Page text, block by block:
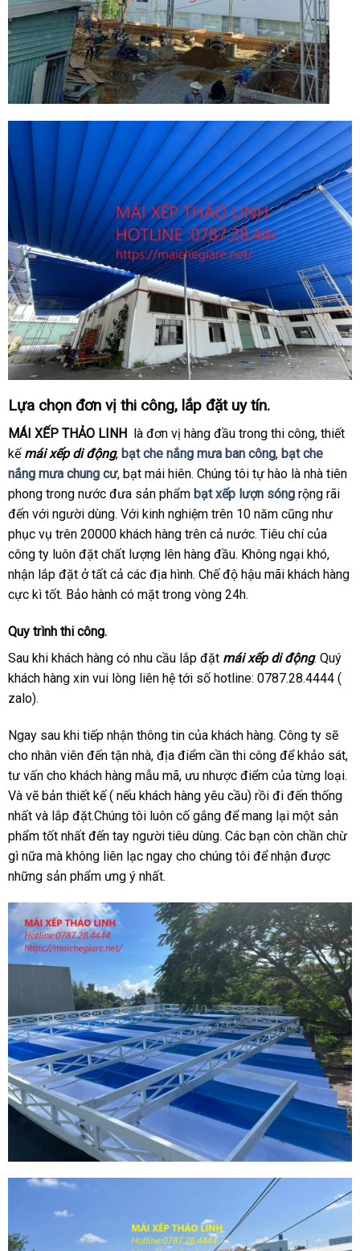
Lựa chọn đơn vị thi công, lắp đặt uy tín.
MÁI XẾP THẢO LINH là đơn vị hàng đầu trong thi công, thiết
kế mái xếp di động, bạt che nắng mưa ban công, bạt che
nắng mưa chung cư, bạt mái hiên. Chúng tôi tự hào là nhà tiên
phong trong nước đưa sản phẩm bạt xếp lượn sóngrộng rãi
đến với người dùng. Với kinh nghiệm trên 10 năm cũng như
phục vụ trên 20000 khách hàng trên cả nước. Tiêu chí của
công ty luôn đặt chất lượng lên hàng đầu. Không ngại khó,
nhận lắp đặt ở tất cả các địa hình. Chế độ hậu mãi khách hàng
cực kì tốt. Bảo hành có mặt trong vòng 24h.
Quy trình thi công.
Sau khi khách hàng có nhu cầu lắp đặt mái xếp di động. Quý
khách hàng xin vui lòng liên hệ tới số hotline: 0787.28.4444 (
zalo).
Ngay sau khi tiếp nhận thông tin của khách hàng. Công ty sẽ
cho nhân viên đến tận nhà, địa điểm cần thi công để khảo sát,
tư vấn cho khách hàng mẫu mã, ưu nhược điểm của từng loại.
Và vẽ bản thiết kế ( nếu khách hàng yêu cầu) rồi đi đến thống
nhất và lắp đặt.Chúng tôi luôn cố gắng để mang lại một sản
phẩm tốt nhất đến tay người tiêu dùng. Các bạn còn chần chừ
gì nữa mà không liên lạc ngay cho chúng tôi để nhận được
những sản phẩm ưng ý nhất.